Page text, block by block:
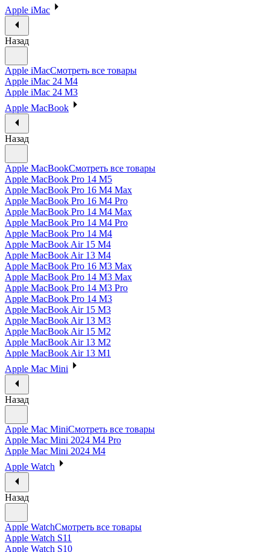
Apple iMac
Назад
Apple iMacСмотреть все товары
Apple iMac 24 M4
Apple iMac 24 M3
Apple MacBook
Назад
Apple MacBookСмотреть все товары
Apple MacBook Pro 14 M5
Apple MacBook Pro 16 M4 Max
Apple MacBook Pro 16 M4 Pro
Apple MacBook Pro 14 M4 Max
Apple MacBook Pro 14 M4 Pro
Apple MacBook Pro 14 M4
Apple MacBook Air 15 M4
Apple MacBook Air 13 M4
Apple MacBook Pro 16 M3 Max
Apple MacBook Pro 14 M3 Max
Apple MacBook Pro 14 M3 Pro
Apple MacBook Pro 14 M3
Apple MacBook Air 15 M3
Apple MacBook Air 13 M3
Apple MacBook Air 15 M2
Apple MacBook Air 13 M2
Apple MacBook Air 13 M1
Apple Mac Mini
Назад
Apple Mac MiniСмотреть все товары
Apple Mac Mini 2024 M4 Pro
Apple Mac Mini 2024 M4
Apple Watch
Назад
Apple WatchСмотреть все товары
Apple Watch S11
Apple Watch S10